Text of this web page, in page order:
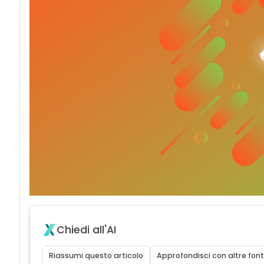
Chiedi all'AI
Riassumi questo articolo Approfondisci con altre